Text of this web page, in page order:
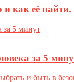
и как её найти.
за 5